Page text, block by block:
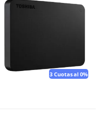
3 Cuotas al 0%